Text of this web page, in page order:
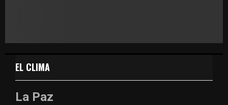
EL CLIMA
La Paz